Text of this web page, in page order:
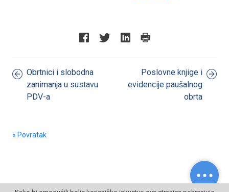
Obrtnici i slobodna
zanimanja u sustavu
PDV-a
Poslovne knjige i
evidencije paušalnog
obrta
« Povratak